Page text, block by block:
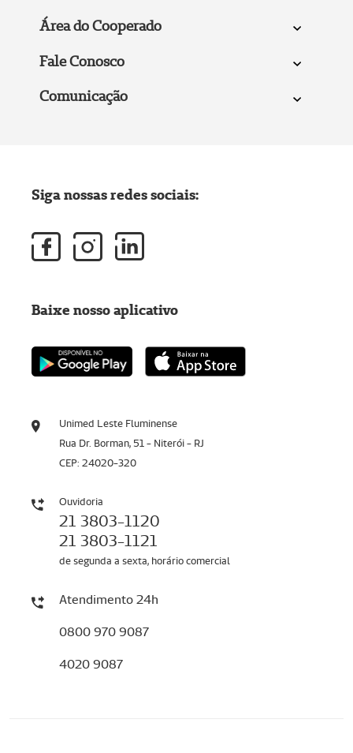
Área do Cooperado
Fale Conosco
Comunicação
Unimed Leste Fluminense
Rua Dr. Borman, 51 - Niterói - RJ
CEP: 24020-320
Ouvidoria
21 3803-1120
21 3803-1121
de segunda a sexta, horário comercial
Atendimento 24h
0800 970 9087
4020 9087
Siga nossas redes sociais:
Baixe nosso aplicativo